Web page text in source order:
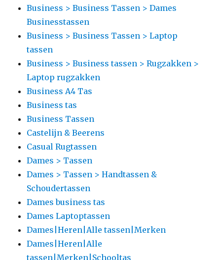
Business > Business Tassen > Dames
Businesstassen
Business > Business Tassen > Laptop
tassen
Business > Business tassen > Rugzakken >
Laptop rugzakken
Business A4 Tas
Business tas
Business Tassen
Castelijn & Beerens
Casual Rugtassen
Dames > Tassen
Dames > Tassen > Handtassen &
Schoudertassen
Dames business tas
Dames Laptoptassen
Dames|Heren|Alle tassen|Merken
Dames|Heren|Alle
tassen|Merken|Schooltas